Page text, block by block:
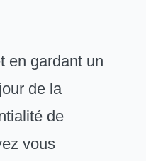
en gardant un
de la
de
vous